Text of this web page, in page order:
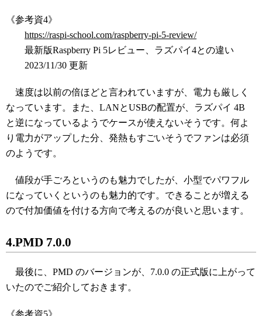
《参考資4》
https://raspi-school.com/raspberry-pi-5-review/
最新版Raspberry Pi 5レビュー、ラズパイ4との違い
2023/11/30 更新
速度は以前の倍ほどと言われていますが、電力も厳しく
なっています。また、LANとUSBの配置が、ラズパイ 4B
と逆になっているようでケースが使えないそうです。何よ
り電力がアップした分、発熱もすごいそうでファンは必須
のようです。
値段が手ごろというのも魅力でしたが、小型でパワフル
になっていくというのも魅力的です。できることが増える
ので付加価値を付ける方向で考えるのが良いと思います。
4.PMD 7.0.0
最後に、PMD のバージョンが、7.0.0 の正式版に上がって
いたのでご紹介しておきます。
《参考資5》